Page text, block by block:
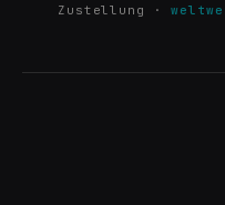
Zustellung ·